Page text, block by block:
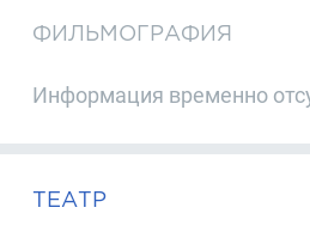
ФИЛЬМОГРАФИЯ
Информация временно
ТЕАТР